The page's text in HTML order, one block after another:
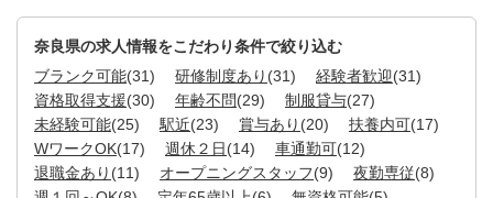
奈良県の求人情報をこだわり条件で絞り込む
ブランク可能(31) 研修制度あり (31) 経験者歓迎(31)
資格取得支援(30) 年齢不問(29) 制服貸与(27)
未経験可能(25) 駅近(23) 賞与あり (20) 扶養内可(17)
WワークOK(17) 週休２日(14) 車通勤可(12)
退職金あり (11) オープニングスタッフ(9) 夜勤専従(8)